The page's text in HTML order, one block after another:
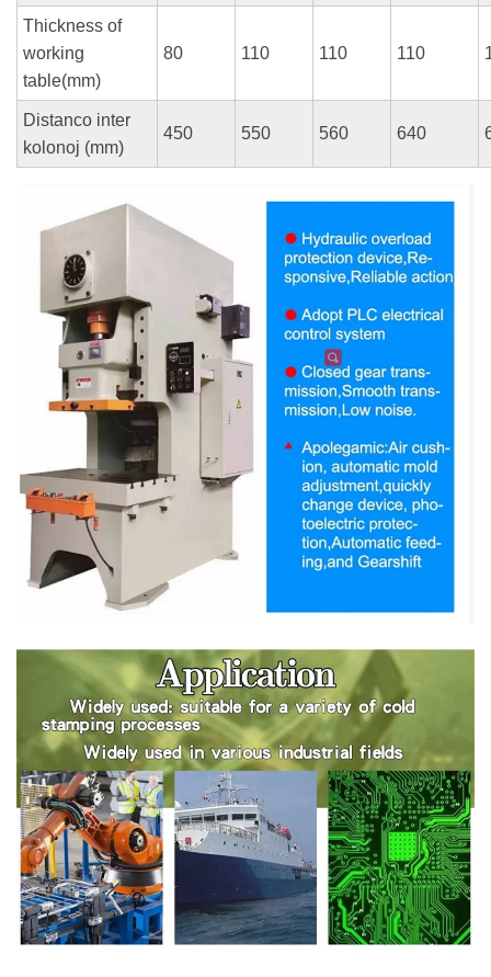
Thickness of
working
table(mm)
80 110 110 110
Distanco inter
kolonoj (mm)
450 550 560 640